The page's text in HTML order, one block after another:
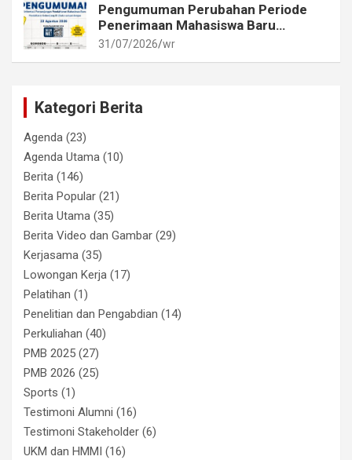
Pengumuman Perubahan Periode
Penerimaan Mahasiswa Baru
Akademi Metrologi dan
31/07/2026 wr
Kategori Berita
Agenda (23)
Agenda Utama (10)
Berita (146)
Berita Popular (21)
Berita Utama (35)
Berita Video dan Gambar (29)
Kerjasama (35)
Lowongan Kerja (17)
Pelatihan (1)
Penelitian dan Pengabdian (14)
Perkuliahan (40)
PMB 2025 (27)
PMB 2026 (25)
Sports (1)
Testimoni Alumni (16)
Testimoni Stakeholder (6)
UKM dan HMMI (16)